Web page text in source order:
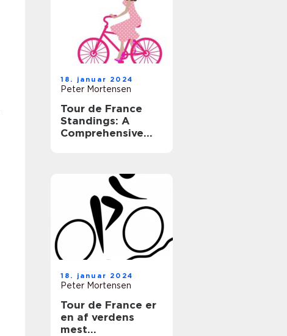
18. januar 2024
Peter Mortensen
Tour de France
Standings: A
Comprehensive
18. januar 2024
Peter Mortensen
Tour de France er
en af verdens
mest